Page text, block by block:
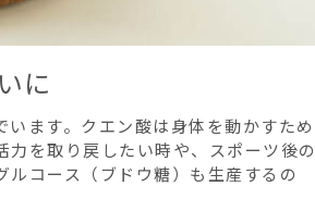
に
ます。クエン酸は身体を動かすため
を取り戻したい時や、スポーツ後の
コース（ブドウ糖）も生産するの